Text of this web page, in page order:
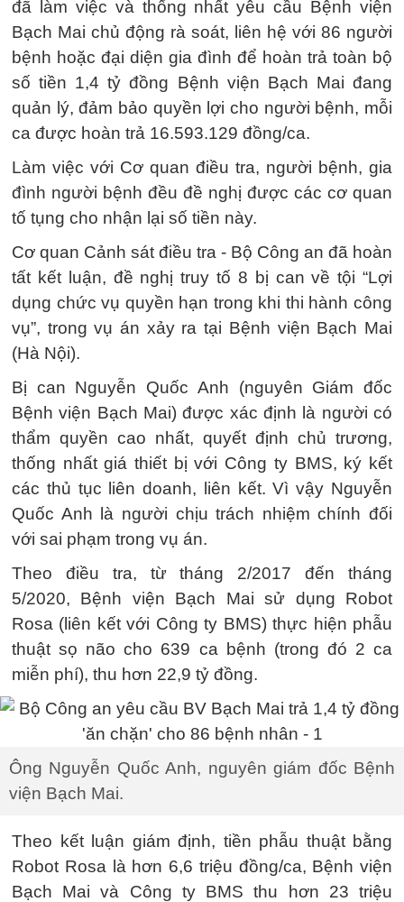
đã làm việc và thống nhất yêu cầu Bệnh viện
Bạch Mai chủ động rà soát, liên hệ với 86 người
bệnh hoặc đại diện gia đình để hoàn trả toàn bộ
số tiền 1,4 tỷ đồng Bệnh viện Bạch Mai đang
quản lý, đảm bảo quyền lợi cho người bệnh, mỗi
ca được hoàn trả 16.593.129 đồng/ca.
Làm việc với Cơ quan điều tra, người bệnh, gia
đình người bệnh đều đề nghị được các cơ quan
tố tụng cho nhận lại số tiền này.
Cơ quan Cảnh sát điều tra - Bộ Công an đã hoàn
tất kết luận, đề nghị truy tố 8 bị can về tội “Lợi
dụng chức vụ quyền hạn trong khi thi hành công
vụ”, trong vụ án xảy ra tại Bệnh viện Bạch Mai
(Hà Nội).
Bị can Nguyễn Quốc Anh (nguyên Giám đốc
Bệnh viện Bạch Mai) được xác định là người có
thẩm quyền cao nhất, quyết định chủ trương,
thống nhất giá thiết bị với Công ty BMS, ký kết
các thủ tục liên doanh, liên kết. Vì vậy Nguyễn
Quốc Anh là người chịu trách nhiệm chính đối
với sai phạm trong vụ án.
Theo điều tra, từ tháng 2/2017 đến tháng
5/2020, Bệnh viện Bạch Mai sử dụng Robot
Rosa (liên kết với Công ty BMS) thực hiện phẫu
thuật sọ não cho 639 ca bệnh (trong đó 2 ca
miễn phí), thu hơn 22,9 tỷ đồng.
Ông Nguyễn Quốc Anh, nguyên giám đốc Bệnh
viện Bạch Mai.
Theo kết luận giám định, tiền phẫu thuật bằng
Robot Rosa là hơn 6,6 triệu đồng/ca, Bệnh viện
Bạch Mai và Công ty BMS thu hơn 23 triệu